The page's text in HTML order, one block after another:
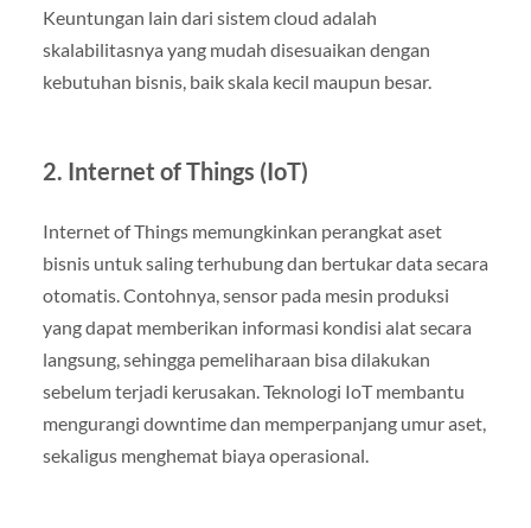
Keuntungan lain dari sistem cloud adalah
skalabilitasnya yang mudah disesuaikan dengan
kebutuhan bisnis, baik skala kecil maupun besar.
2. Internet of Things (IoT)
Internet of Things memungkinkan perangkat aset
bisnis untuk saling terhubung dan bertukar data secara
otomatis. Contohnya, sensor pada mesin produksi
yang dapat memberikan informasi kondisi alat secara
langsung, sehingga pemeliharaan bisa dilakukan
sebelum terjadi kerusakan. Teknologi IoT membantu
mengurangi downtime dan memperpanjang umur aset,
sekaligus menghemat biaya operasional.